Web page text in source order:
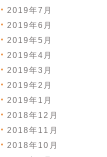
2019年7月
2019年6月
2019年5月
2019年4月
2019年3月
2019年2月
2019年1月
2018年12月
2018年11月
2018年10月